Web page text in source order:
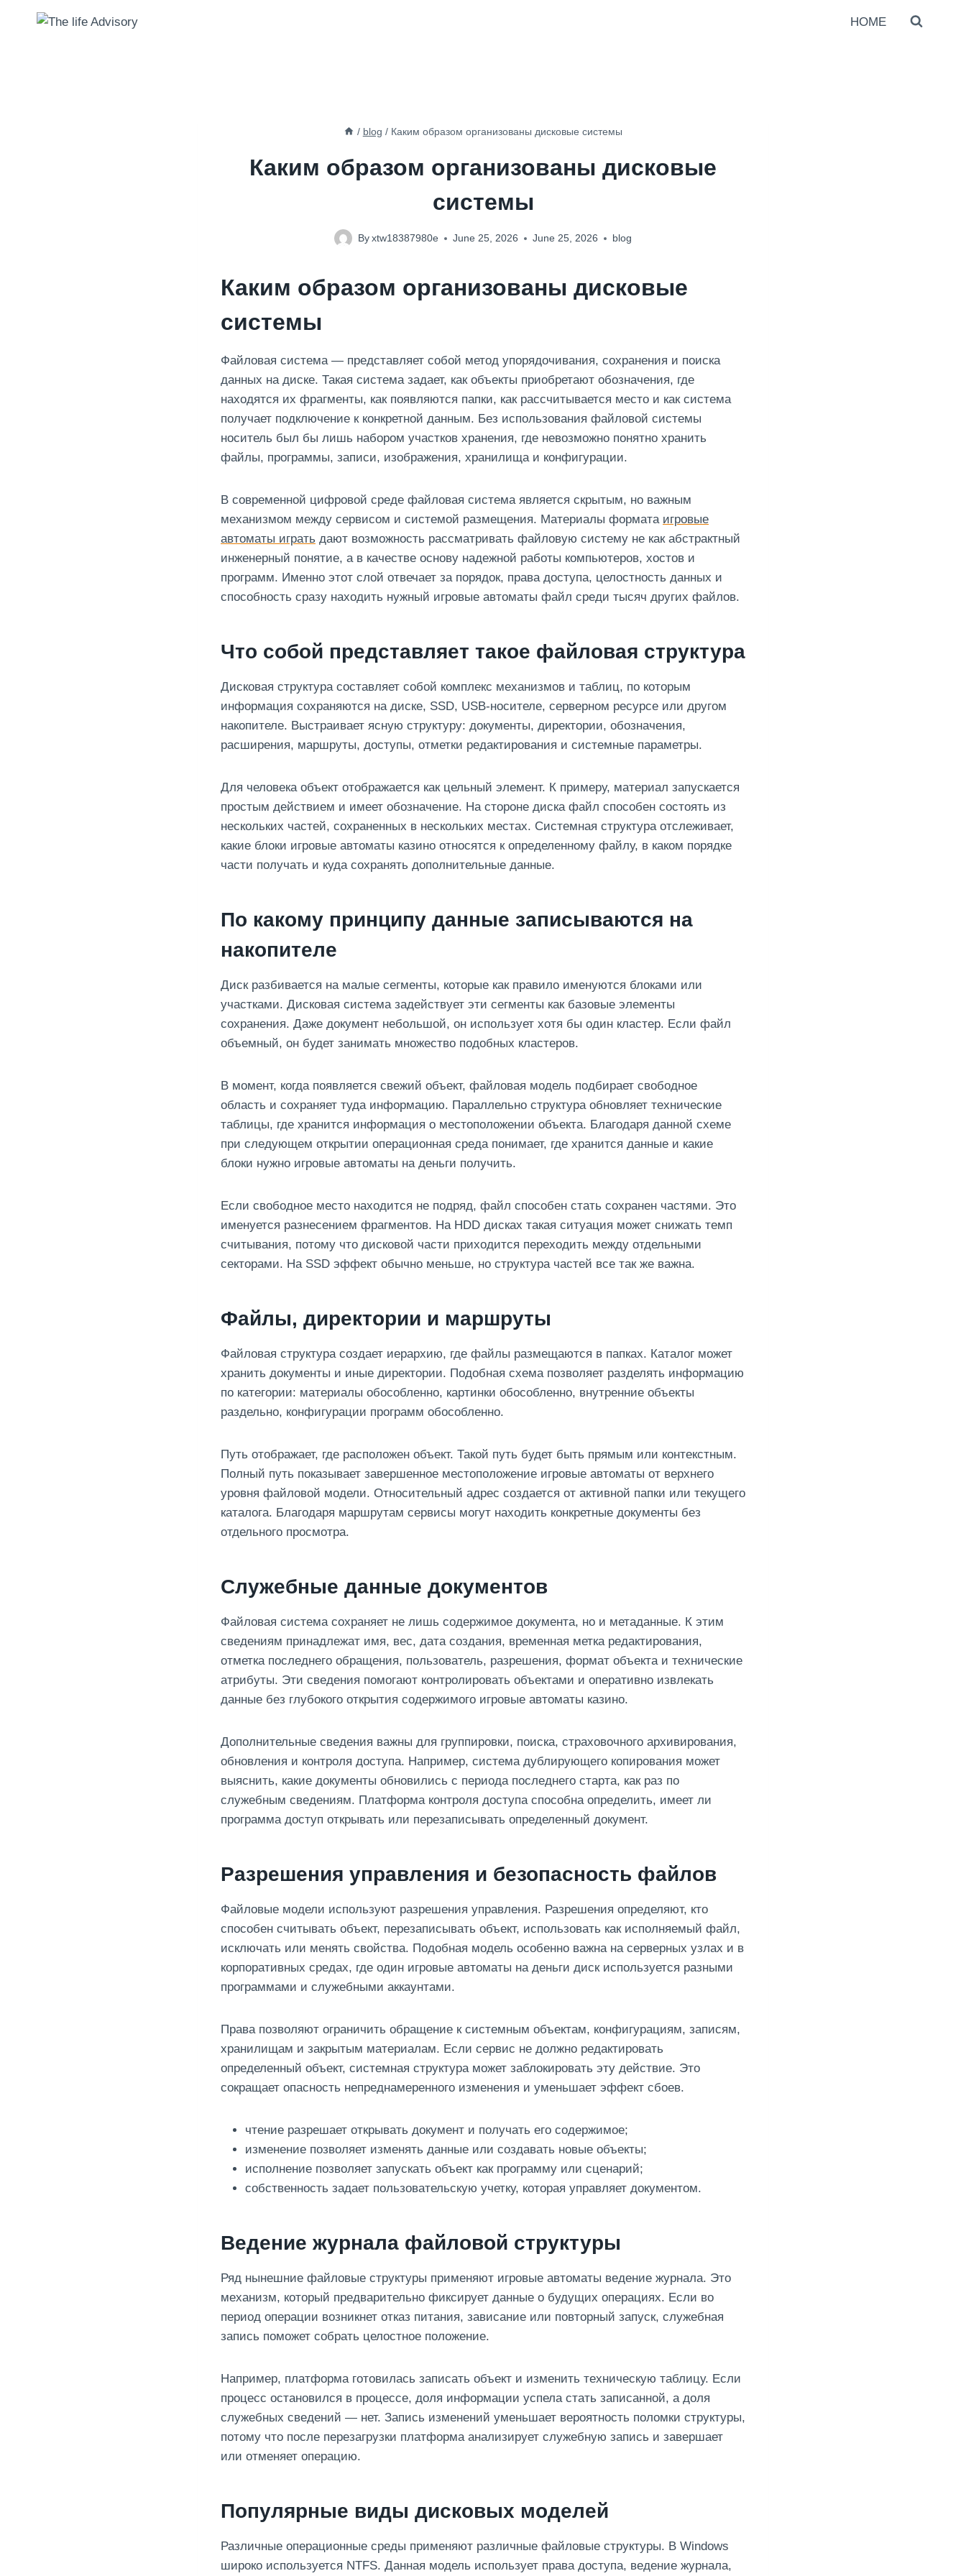
HOME
/ blog / Каким образом организованы дисковые системы
Каким образом организованы дисковые
системы
By xtw18387980e June 25, 2026 June 25, 2026 blog
Каким образом организованы дисковые
системы
Файловая система — представляет собой метод упорядочивания, сохранения и поиска
данных на диске. Такая система задает, как объекты приобретают обозначения, где
находятся их фрагменты, как появляются папки, как рассчитывается место и как система
получает подключение к конкретной данным. Без использования файловой системы
носитель был бы лишь набором участков хранения, где невозможно понятно хранить
файлы, программы, записи, изображения, хранилища и конфигурации.
В современной цифровой среде файловая система является скрытым, но важным
механизмом между сервисом и системой размещения. Материалы формата игровые
автоматы играть дают возможность рассматривать файловую систему не как абстрактный
инженерный понятие, а в качестве основу надежной работы компьютеров, хостов и
программ. Именно этот слой отвечает за порядок, права доступа, целостность данных и
способность сразу находить нужный игровые автоматы файл среди тысяч других файлов.
Что собой представляет такое файловая структура
Дисковая структура составляет собой комплекс механизмов и таблиц, по которым
информация сохраняются на диске, SSD, USB-носителе, серверном ресурсе или другом
накопителе. Выстраивает ясную структуру: документы, директории, обозначения,
расширения, маршруты, доступы, отметки редактирования и системные параметры.
Для человека объект отображается как цельный элемент. К примеру, материал запускается
простым действием и имеет обозначение. На стороне диска файл способен состоять из
нескольких частей, сохраненных в нескольких местах. Системная структура отслеживает,
какие блоки игровые автоматы казино относятся к определенному файлу, в каком порядке
части получать и куда сохранять дополнительные данные.
По какому принципу данные записываются на
накопителе
Диск разбивается на малые сегменты, которые как правило именуются блоками или
участками. Дисковая система задействует эти сегменты как базовые элементы
сохранения. Даже документ небольшой, он использует хотя бы один кластер. Если файл
объемный, он будет занимать множество подобных кластеров.
В момент, когда появляется свежий объект, файловая модель подбирает свободное
область и сохраняет туда информацию. Параллельно структура обновляет технические
таблицы, где хранится информация о местоположении объекта. Благодаря данной схеме
при следующем открытии операционная среда понимает, где хранится данные и какие
блоки нужно игровые автоматы на деньги получить.
Если свободное место находится не подряд, файл способен стать сохранен частями. Это
именуется разнесением фрагментов. На HDD дисках такая ситуация может снижать темп
считывания, потому что дисковой части приходится переходить между отдельными
секторами. На SSD эффект обычно меньше, но структура частей все так же важна.
Файлы, директории и маршруты
Файловая структура создает иерархию, где файлы размещаются в папках. Каталог может
хранить документы и иные директории. Подобная схема позволяет разделять информацию
по категории: материалы обособленно, картинки обособленно, внутренние объекты
раздельно, конфигурации программ обособленно.
Путь отображает, где расположен объект. Такой путь будет быть прямым или контекстным.
Полный путь показывает завершенное местоположение игровые автоматы от верхнего
уровня файловой модели. Относительный адрес создается от активной папки или текущего
каталога. Благодаря маршрутам сервисы могут находить конкретные документы без
отдельного просмотра.
Служебные данные документов
Файловая система сохраняет не лишь содержимое документа, но и метаданные. К этим
сведениям принадлежат имя, вес, дата создания, временная метка редактирования,
отметка последнего обращения, пользователь, разрешения, формат объекта и технические
атрибуты. Эти сведения помогают контролировать объектами и оперативно извлекать
данные без глубокого открытия содержимого игровые автоматы казино.
Дополнительные сведения важны для группировки, поиска, страховочного архивирования,
обновления и контроля доступа. Например, система дублирующего копирования может
выяснить, какие документы обновились с периода последнего старта, как раз по
служебным сведениям. Платформа контроля доступа способна определить, имеет ли
программа доступ открывать или перезаписывать определенный документ.
Разрешения управления и безопасность файлов
Файловые модели используют разрешения управления. Разрешения определяют, кто
способен считывать объект, перезаписывать объект, использовать как исполняемый файл,
исключать или менять свойства. Подобная модель особенно важна на серверных узлах и в
корпоративных средах, где один игровые автоматы на деньги диск используется разными
программами и служебными аккаунтами.
Права позволяют ограничить обращение к системным объектам, конфигурациям, записям,
хранилищам и закрытым материалам. Если сервис не должно редактировать
определенный объект, системная структура может заблокировать эту действие. Это
сокращает опасность непреднамеренного изменения и уменьшает эффект сбоев.
чтение разрешает открывать документ и получать его содержимое;
изменение позволяет изменять данные или создавать новые объекты;
исполнение позволяет запускать объект как программу или сценарий;
собственность задает пользовательскую учетку, которая управляет документом.
Ведение журнала файловой структуры
Ряд нынешние файловые структуры применяют игровые автоматы ведение журнала. Это
механизм, который предварительно фиксирует данные о будущих операциях. Если во
период операции возникнет отказ питания, зависание или повторный запуск, служебная
запись поможет собрать целостное положение.
Например, платформа готовилась записать объект и изменить техническую таблицу. Если
процесс остановился в процессе, доля информации успела стать записанной, а доля
служебных сведений — нет. Запись изменений уменьшает вероятность поломки структуры,
потому что после перезагрузки платформа анализирует служебную запись и завершает
или отменяет операцию.
Популярные виды дисковых моделей
Различные операционные среды применяют различные файловые структуры. В Windows
широко используется NTFS. Данная модель использует права доступа, ведение журнала,